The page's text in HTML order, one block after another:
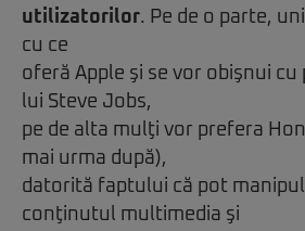
utilizatorilor. Pe de o parte,
cu ce
oferă Apple şi se vor obişnui
lui Steve Jobs,
pe de alta mulţi vor prefera
mai urma după),
datorită faptului că pot
conţinutul multimedia şi